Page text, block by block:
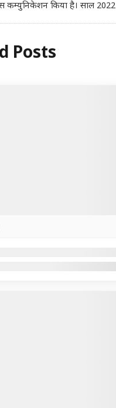
कम्युनिकेशन किया है। साल 2022
Posts